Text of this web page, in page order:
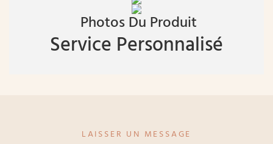
Photos Du Produit
Service Personnalisé
LAISSER UN MESSAGE